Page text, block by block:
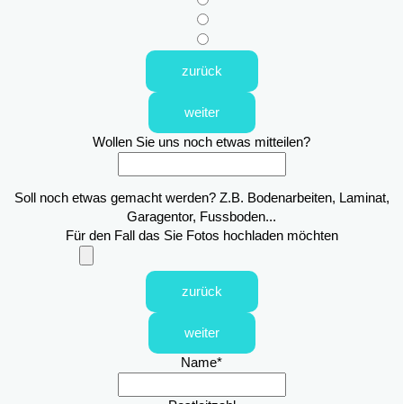
zurück
weiter
Wollen Sie uns noch etwas mitteilen?
Soll noch etwas gemacht werden? Z.B. Bodenarbeiten, Laminat,
Garagentor, Fussboden...
Für den Fall das Sie Fotos hochladen möchten
zurück
weiter
Name*